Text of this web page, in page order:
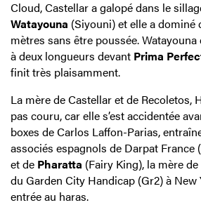
Cloud, Castellar a galopé dans le
Watayouna (Siyouni) et elle a dominé
mètres sans être poussée.
à deux longueurs devant Prima
finit très plaisamment.
La mère de Castellar et de Recoletos,
pas couru, car elle s’est accidentée
boxes de Carlos Laffon-Parias,
associés espagnols de Darpat France
et de Pharatta (Fairy King), la mère
du Garden City Handicap (Gr2) à New
entrée au haras.